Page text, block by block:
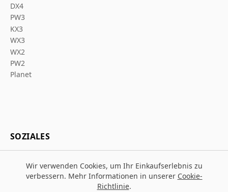
DX4
PW3
KX3
WX3
WX2
PW2
Planet
SOZIALES
Wir verwenden Cookies, um Ihr Einkaufserlebnis zu
verbessern. Mehr Informationen in unserer Cookie-
Richtlinie.